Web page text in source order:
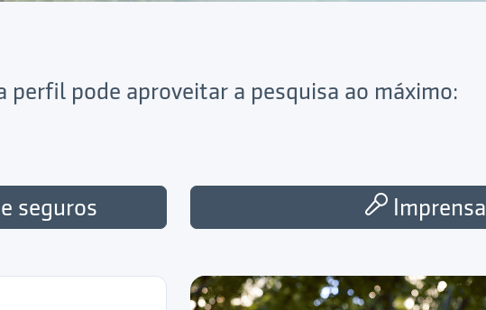
perfil pode aproveitar a pesquisa ao máximo:
seguros Imprensa